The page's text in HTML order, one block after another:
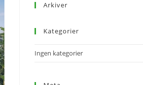
Arkiver
Kategorier
Ingen kategorier